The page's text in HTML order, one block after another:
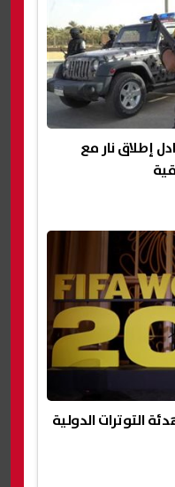
إطلاق نار مع
التوترات الدولية